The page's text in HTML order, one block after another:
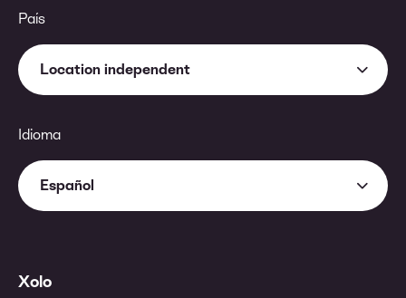
País
Location independent
Idioma
Español
Xolo